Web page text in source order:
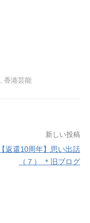
香港芸能
新しい投稿
【返還10周年】思い出話
（７） ＊旧ブログ